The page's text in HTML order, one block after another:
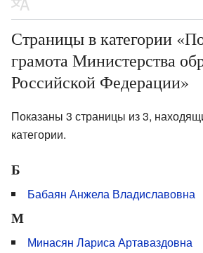
Страницы в категории
грамота Министерства
Российской Федерации»
Показаны 3 страницы из 3,
категории.
Б
Бабаян Анжела Владиславовна
М
Минасян Лариса Артаваздовна